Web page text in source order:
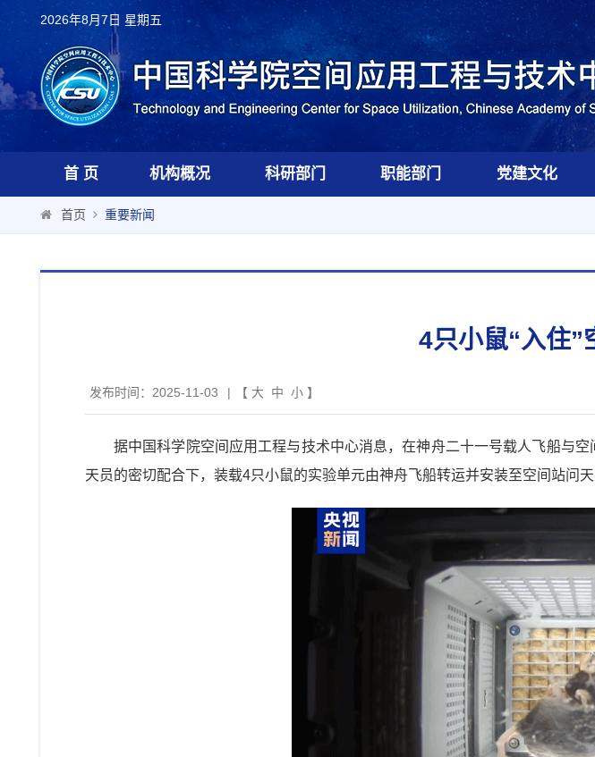
2026年8月7日 星期五
首 页 机构概况 科研部门 职能部门 党建文化
首页 重要新闻
4只小鼠“入住”
发布时间：2025-11-03 | 【 大 中 小 】
据中国科学院空间应用工程与技术中心消息，在神舟二十一号载人飞船与
天员的密切配合下，装载4只小鼠的实验单元由神舟飞船转运并安装至空间站问天